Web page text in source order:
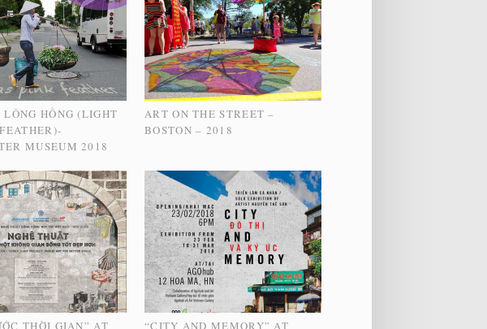
LÔNG HỒNG (LIGHT
MUSEUM 2018
ART ON THE STREET –
BOSTON – 2018
THỜI GIAN” AT “CITY AND MEMORY” AT